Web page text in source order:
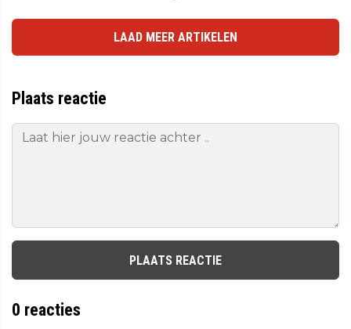
LAAD MEER ARTIKELEN
Plaats reactie
PLAATS REACTIE
0 reacties